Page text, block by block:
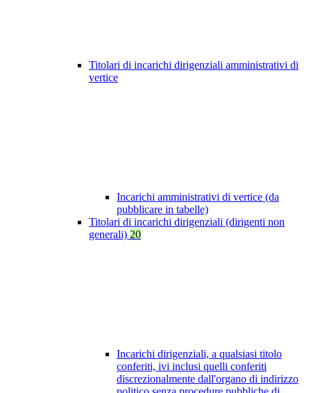
Titolari di incarichi dirigenziali amministrativi di
vertice
Incarichi amministrativi di vertice (da
pubblicare in tabelle)
Titolari di incarichi dirigenziali (dirigenti non
generali) 20
Incarichi dirigenziali, a qualsiasi titolo
conferiti, ivi inclusi quelli conferiti
discrezionalmente dall'organo di indirizzo